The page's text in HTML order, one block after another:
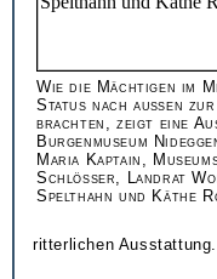
Wie die Mächtigen im
Status nach außen
brachten, zeigt eine
Burgenmuseum
Maria Kaptain,
Schlösser, Landrat
Spelthahn und Käthe
ritterlichen Ausstattung.